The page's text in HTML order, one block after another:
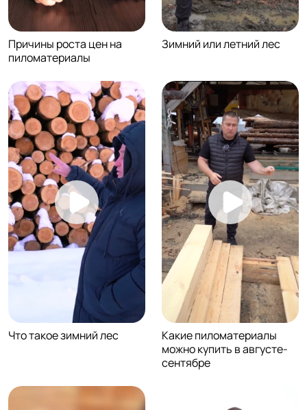
Причины роста цен на
пиломатериалы
Зимний или летний лес
Что такое зимний лес
Какие пиломатериалы
можно купить в августе-
сентябре